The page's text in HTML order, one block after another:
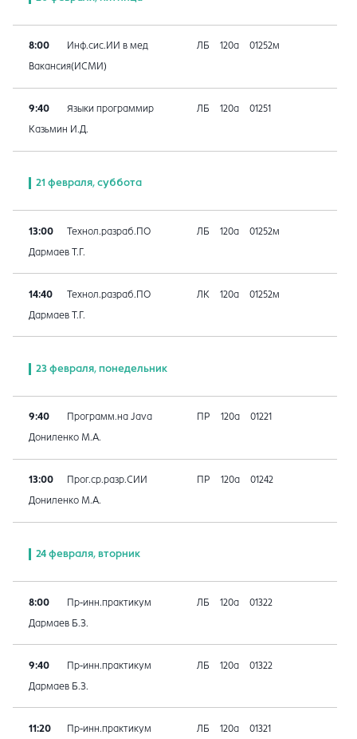
8:00 Инф.сис.ИИ в мед ЛБ 120а 01252м
Вакансия(ИСМИ)
9:40 Языки программир ЛБ 120а 01251
Казьмин И.Д.
21 февраля, суббота
13:00 Технол.разраб.ПО ЛБ 120а 01252м
Дармаев Т.Г.
14:40 Технол.разраб.ПО ЛК 120а 01252м
Дармаев Т.Г.
23 февраля, понедельник
9:40 Программ.на Java ПР 120а 01221
Дониленко М.А.
13:00 Прог.ср.разр.СИИ ПР 120а 01242
Дониленко М.А.
24 февраля, вторник
8:00 Пр-инн.практикум ЛБ 120а 01322
Дармаев Б.З.
9:40 Пр-инн.практикум ЛБ 120а 01322
Дармаев Б.З.
11:20 Пр-инн.практикум ЛБ 120а 01321